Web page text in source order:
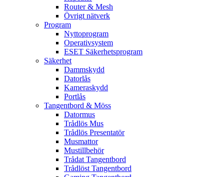
Router & Mesh
Övrigt nätverk
Program
Nyttoprogram
Operativsystem
ESET Säkerhetsprogram
Säkerhet
Dammskydd
Datorlås
Kameraskydd
Portlås
Tangentbord & Möss
Datormus
Trådlös Mus
Trådlös Presentatör
Musmattor
Mustillbehör
Trådat Tangentbord
Trådlöst Tangentbord